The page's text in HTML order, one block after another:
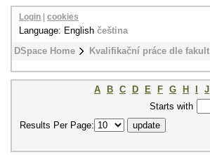
DSpace Home Kvalifikační práce dle fakult
Login cookies
Language: English čeština
A B C D E F G H J
Starts with
Results Per Page: